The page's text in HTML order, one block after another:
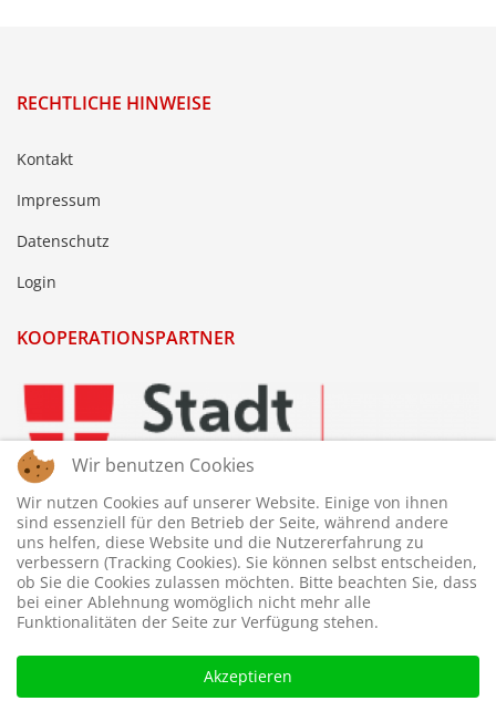
RECHTLICHE HINWEISE
Kontakt
Impressum
Datenschutz
Login
KOOPERATIONSPARTNER
Wir benutzen Cookies
Wir nutzen Cookies auf unserer Website. Einige von ihnen
sind essenziell für den Betrieb der Seite, während andere
uns helfen, diese Website und die Nutzererfahrung zu
verbessern (Tracking Cookies). Sie können selbst entscheiden,
ob Sie die Cookies zulassen möchten. Bitte beachten Sie, dass
bei einer Ablehnung womöglich nicht mehr alle
Funktionalitäten der Seite zur Verfügung stehen.
Akzeptieren